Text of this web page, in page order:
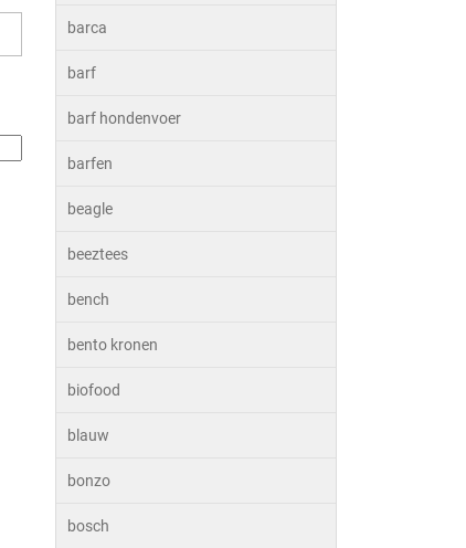
barca
barf
barf hondenvoer
barfen
beagle
beeztees
bench
bento kronen
biofood
blauw
bonzo
bosch